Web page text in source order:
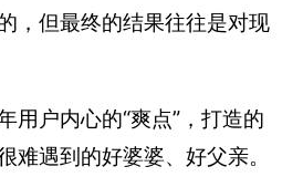
，但最终的结果往往是对现
用户内心的“爽点”，打造的
难遇到的好婆婆、好父亲。